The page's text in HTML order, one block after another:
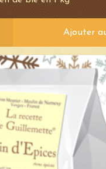
Voir le détail
Ajouter